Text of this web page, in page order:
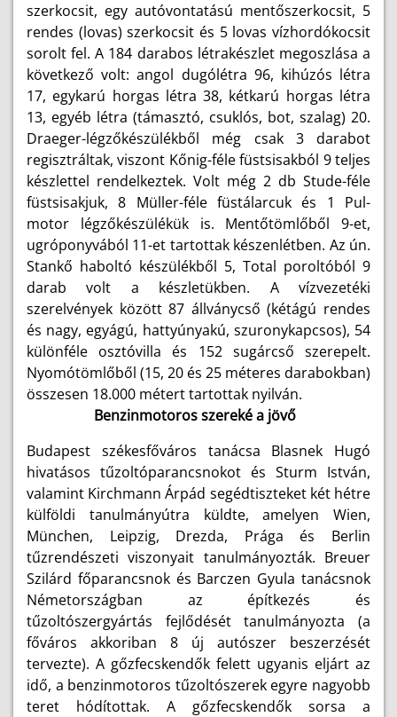
szerkocsit, egy autóvontatású mentőszerkocsit, 5
rendes (lovas) szerkocsit és 5 lovas vízhordókocsit
sorolt fel. A 184 darabos létrakészlet megoszlása a
következő volt: angol dugólétra 96, kihúzós létra
17, egykarú horgas létra 38, kétkarú horgas létra
13, egyéb létra (támasztó, csuklós, bot, szalag) 20.
Draeger-légzőkészülékből még csak 3 darabot
regisztráltak, viszont Kőnig-féle füstsisakból 9 teljes
készlettel rendelkeztek. Volt még 2 db Stude-féle
füstsisakjuk, 8 Müller-féle füstálarcuk és 1 Pul-
motor légzőkészülékük is. Mentőtömlőből 9-et,
ugróponyvából 11-et tartottak készenlétben. Az ún.
Stankő haboltó készülékből 5, Total poroltóból 9
darab volt a készletükben. A vízvezetéki
szerelvények között 87 állványcső (kétágú rendes
és nagy, egyágú, hattyúnyakú, szuronykapcsos), 54
különféle osztóvilla és 152 sugárcső szerepelt.
Nyomótömlőből (15, 20 és 25 méteres darabokban)
összesen 18.000 métert tartottak nyilván.
Benzinmotoros szereké a jövő
Budapest székesfőváros tanácsa Blasnek Hugó
hivatásos tűzoltóparancsnokot és Sturm István,
valamint Kirchmann Árpád segédtiszteket két hétre
külföldi tanulmányútra küldte, amelyen Wien,
München, Leipzig, Drezda, Prága és Berlin
tűzrendészeti viszonyait tanulmányozták. Breuer
Szilárd főparancsnok és Barczen Gyula tanácsnok
Németországban az építkezés és
tűzoltószergyártás fejlődését tanulmányozta (a
főváros akkoriban 8 új autószer beszerzését
tervezte). A gőzfecskendők felett ugyanis eljárt az
idő, a benzinmotoros tűzoltószerek egyre nagyobb
teret hódítottak. A gőzfecskendők sorsa a